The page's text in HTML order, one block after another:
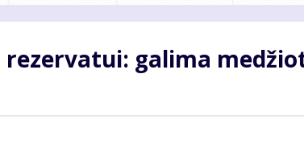
ga­li­ma